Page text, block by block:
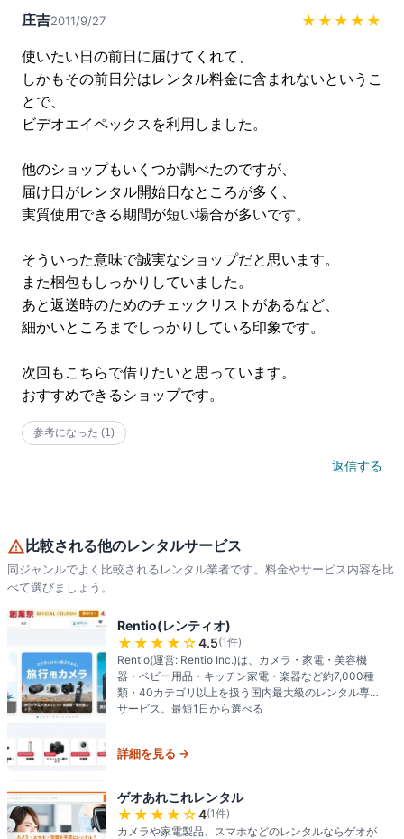
庄吉2011/9/27
★★★★★
使いたい日の前日に届けてくれて、
しかもその前日分はレンタル料金に含まれないというこ
とで、
ビデオエイペックスを利用しました。
他のショップもいくつか調べたのですが、
届け日がレンタル開始日なところが多く、
実質使用できる期間が短い場合が多いです。
そういった意味で誠実なショップだと思います。
また梱包もしっかりしていました。
あと返送時のためのチェックリストがあるなど、
細かいところまでしっかりしている印象です。
次回もこちらで借りたいと思っています。
おすすめできるショップです。
参考になった (1)
返信する
比較される他のレンタルサービス
同ジャンルでよく比較されるレンタル業者です。料金やサービス内容を比
べて選びましょう。
Rentio(レンティオ)
★★★★ ☆4.5(1件)
Rentio(運営: Rentio Inc.)は、カメラ・家電・美容機
器・ベビー用品・キッチン家電・楽器など約7,000種
類・40カテゴリ以上を扱う国内最大級のレンタル専門
サービス。最短1日から選べる
詳細を見る →
ゲオあれこれレンタル
★★★★ ☆4(1件)
カメラや家電製品、スマホなどのレンタルならゲオが